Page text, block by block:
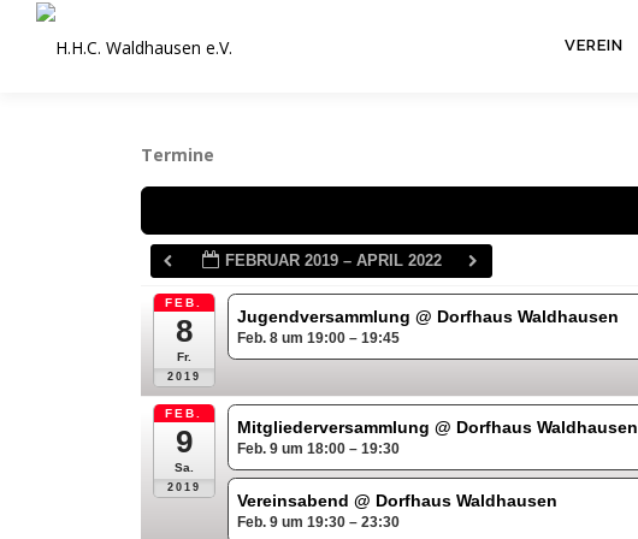
VEREIN
Termine
FEBRUAR 2019 – APRIL 2022
FEB.
8
Fr.
2019
Jugendversammlung@ Dorfhaus Waldhausen
Feb. 8 um 19:00 – 19:45
FEB.
9
Sa.
2019
Mitgliederversammlung@ Dorfhaus Waldhausen
Feb. 9 um 18:00 – 19:30
Vereinsabend@ Dorfhaus Waldhausen
Feb. 9 um 19:30 – 23:30